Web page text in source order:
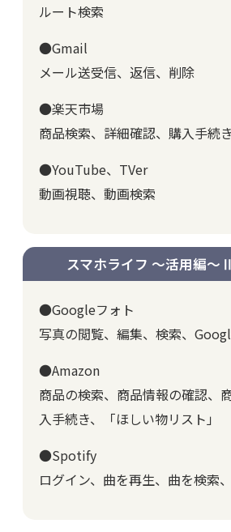
ルート検索
●Gmail
メール送受信、返信、削除
●楽天市場
商品検索、詳細確認、購入手続き
●YouTube、TVer
動画視聴、動画検索
スマホライフ ～活用編～Ⅱ
●Googleフォト
写真の閲覧、編集、検索、
●Amazon
商品の検索、商品情報の確認、
入手続き、「ほしい物リスト」
●Spotify
ログイン、曲を再生、曲を検索